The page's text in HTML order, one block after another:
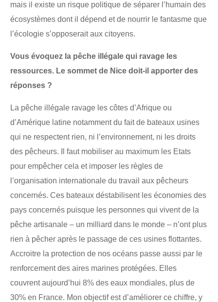
mais il existe un risque politique de séparer l’humain des
écosystèmes dont il dépend et de nourrir le fantasme que
l’écologie s’opposerait aux citoyens.
Vous évoquez la pêche illégale qui ravage les
ressources. Le sommet de Nice doit-il apporter des
réponses ?
La pêche illégale ravage les côtes d’Afrique ou
d’Amérique latine notamment du fait de bateaux usines
qui ne respectent rien, ni l’environnement, ni les droits
des pêcheurs. Il faut mobiliser au maximum les Etats
pour empêcher cela et imposer les règles de
l’organisation internationale du travail aux pêcheurs
concernés. Ces bateaux déstabilisent les économies des
pays concernés puisque les personnes qui vivent de la
pêche artisanale – un milliard dans le monde – n’ont plus
rien à pêcher après le passage de ces usines flottantes.
Accroitre la protection de nos océans passe aussi par le
renforcement des aires marines protégées. Elles
couvrent aujourd’hui 8% des eaux mondiales, plus de
30% en France. Mon objectif est d’améliorer ce chiffre, y